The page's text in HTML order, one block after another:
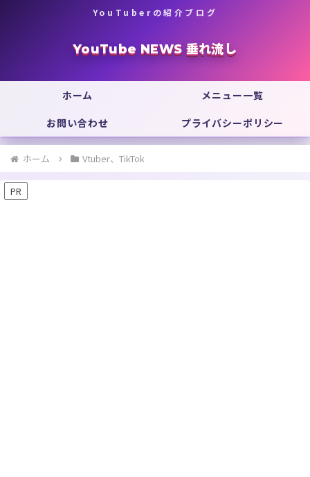
YouTuberの紹介ブログ
YouTube NEWS 垂れ流し
ホーム
メニュー一覧
お問い合わせ
プライバシーポリシー
ホーム Vtuber、TikTok
PR